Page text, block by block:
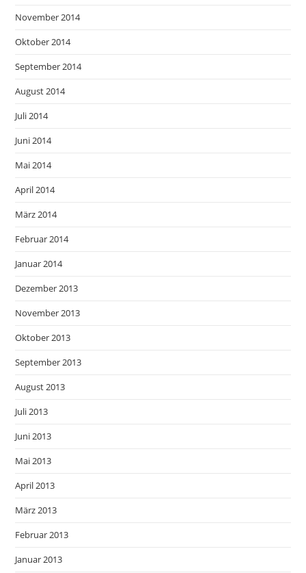
November 2014
Oktober 2014
September 2014
August 2014
Juli 2014
Juni 2014
Mai 2014
April 2014
März 2014
Februar 2014
Januar 2014
Dezember 2013
November 2013
Oktober 2013
September 2013
August 2013
Juli 2013
Juni 2013
Mai 2013
April 2013
März 2013
Februar 2013
Januar 2013